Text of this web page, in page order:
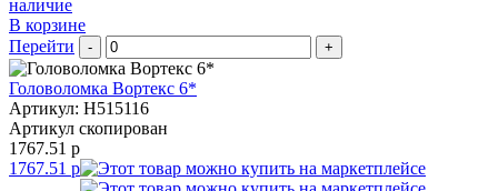
наличие
В корзине
Перейти
- +
Головоломка Вортекс 6*
Артикул: H515116
Артикул скопирован
1767.51 р
1767.51 р